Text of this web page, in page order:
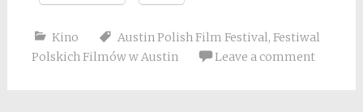
Kino Austin Polish Film Festival, Festiwal
Polskich Filmów w Austin
Leave a comment